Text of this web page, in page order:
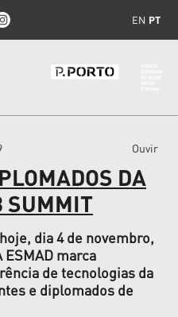
EN PT
Ouvir
DA
SUMMIT
dia 4 de novembro,
marca
de tecnologias da
e diplomados de